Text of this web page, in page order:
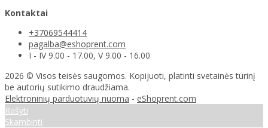
Kontaktai
+37069544414
pagalba@eshoprent.com
I - IV 9.00 - 17.00, V 9.00 - 16.00
2026 © Visos teisės saugomos. Kopijuoti, platinti svetainės turinį
be autorių sutikimo draudžiama.
Elektroninių parduotuvių nuoma - eShoprent.com
Rašyti
Skambinti